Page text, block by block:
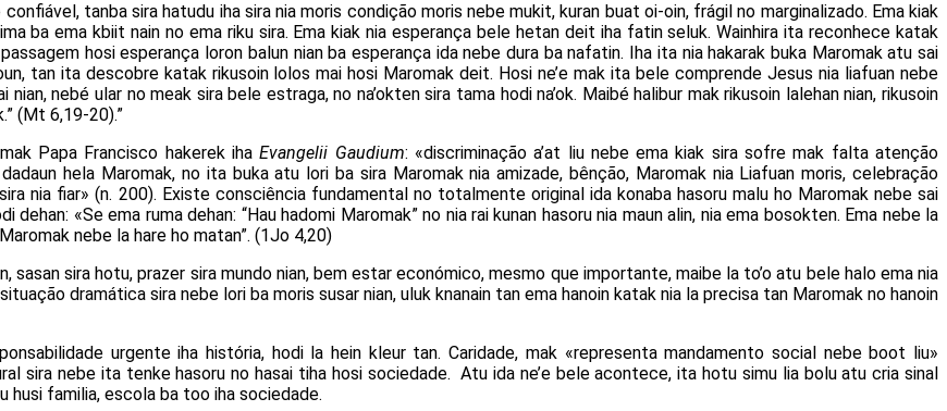
tanba sira hatudu iha sira nia moris condição moris nebe mukit, kuran buat oi-oin, frágil no marginalizado. Ema kiak
ba ema kbiit nain no ema riku sira. Ema kiak nia esperança bele hetan deit iha fatin seluk. Wainhira ita reconhece katak
hosi esperança loron balun nian ba esperança ida nebe dura ba nafatin. Iha ita nia hakarak buka Maromak atu sai
tan ita descobre katak rikusoin lolos mai hosi Maromak deit. Hosi ne’e mak ita bele comprende Jesus nia liafuan nebe
nebé ular no meak sira bele estraga, no na’okten sira tama hodi na’ok. Maibé halibur mak rikusoin lalehan nian, rikusoin
(Mt 6,19-20).”
Papa Francisco hakerek ihaEvangelii Gaudium: «discriminação a’at liu nebe ema kiak sira sofre mak falta atenção
hela Maromak, no ita buka atu lori ba sira Maromak nia amizade, bênção, Maromak nia Liafuan moris, celebração
nia fiar» (n. 200). Existe consciência fundamental no totalmente original ida konaba hasoru malu ho Maromak nebe sai
«Se ema ruma dehan: “Hau hadomi Maromak” no nia rai kunan hasoru nia maun alin, nia ema bosokten. Ema nebe la
nebe la hare ho matan”. (1Jo 4,20)
sasan sira hotu, prazer sira mundo nian, bem estar económico, mesmo que importante, maibe la to’o atu bele halo ema nia
dramática sira nebe lori ba moris susar nian, uluk knanain tan ema hanoin katak nia la precisa tan Maromak no hanoin
urgente iha história, hodi la hein kleur tan. Caridade, mak «representa mandamento social nebe boot liu»
sira nebe ita tenke hasoru no hasai tiha hosi sociedade. Atu ida ne’e bele acontece, ita hotu simu lia bolu atu cria sinal
husi familia, escola ba too iha sociedade.